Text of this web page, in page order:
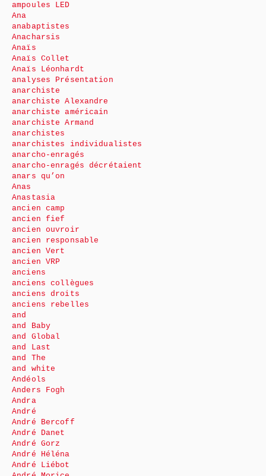
ampoules LED
Ana
anabaptistes
Anacharsis
Anaïs
Anaïs Collet
Anaïs Léonhardt
analyses Présentation
anarchiste
anarchiste Alexandre
anarchiste américain
anarchiste Armand
anarchistes
anarchistes individualistes
anarcho-enragés
anarcho-enragés décrétaient
anars qu’on
Anas
Anastasia
ancien camp
ancien fief
ancien ouvroir
ancien responsable
ancien Vert
ancien VRP
anciens
anciens collègues
anciens droits
anciens rebelles
and
and Baby
and Global
and Last
and The
and white
Andéols
Anders Fogh
Andra
André
André Bercoff
André Danet
André Gorz
André Héléna
André Liébot